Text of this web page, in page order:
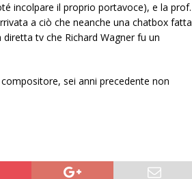
incolpare il proprio portavoce), e la prof.
a ciò che neanche una chatbox fatta
tv che Richard Wagner fu un
sei anni precedente non